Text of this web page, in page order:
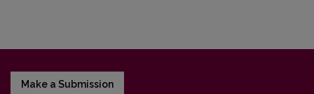
Make a Submission